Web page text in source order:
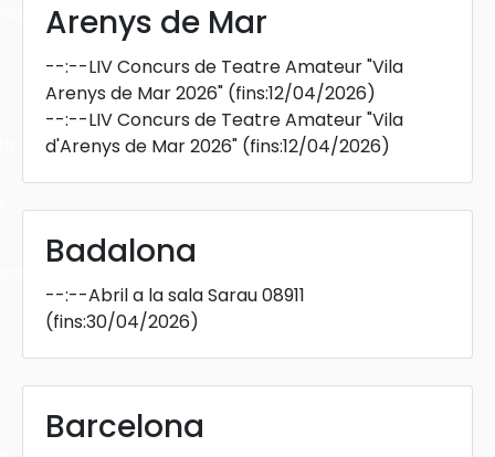
Arenys de Mar
--:--LIV Concurs de Teatre Amateur "Vila
Arenys de Mar 2026" (fins:12/04/2026)
--:--LIV Concurs de Teatre Amateur "Vila
d'Arenys de Mar 2026" (fins:12/04/2026)
Badalona
--:--Abril a la sala Sarau 08911
(fins:30/04/2026)
Barcelona